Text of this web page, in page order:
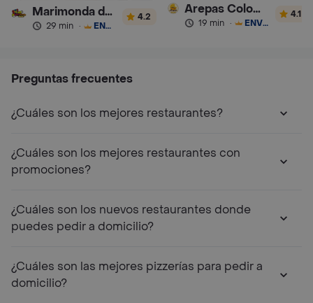
Marimonda del Mono
29 min · ENVÍO GRATIS
4.2
Arepas Colombianas Premium
19 min · ENVÍO GRATIS
4.1
Preguntas frecuentes
¿Cuáles son los mejores restaurantes?
¿Cuáles son los mejores restaurantes con
promociones?
¿Cuáles son los nuevos restaurantes donde
puedes pedir a domicilio?
¿Cuáles son las mejores pizzerías para pedir a
domicilio?